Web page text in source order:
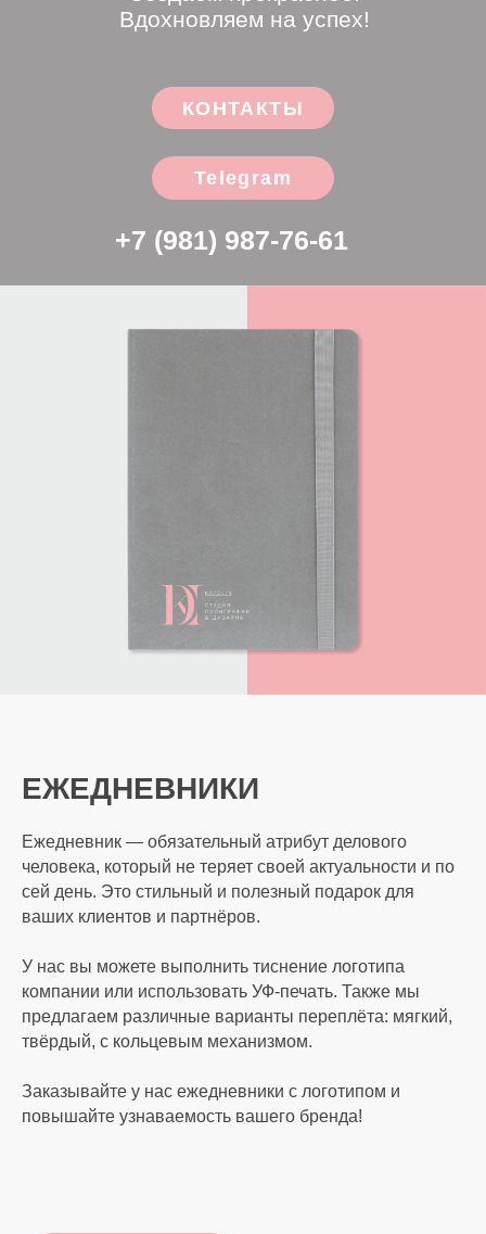
+7 (981) 987-76-61
ЕЖЕДНЕВНИКИ
Ежедневник — обязательный атрибут делового
человека, который не теряет своей актуальности и по
сей день. Это стильный и полезный подарок для
ваших клиентов и партнёров.
У нас вы можете выполнить тиснение логотипа
компании или использовать УФ-печать. Также мы
предлагаем различные варианты переплёта: мягкий,
твёрдый, с кольцевым механизмом.
Заказывайте у нас ежедневники с логотипом и
повышайте узнаваемость вашего бренда!